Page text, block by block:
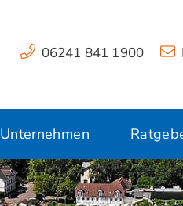
06241 841 1900
Unternehmen